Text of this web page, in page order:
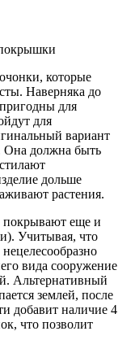
которые
Наверняка до
для
для
вариант
Она должна быть
дольше
растения.
покрывают еще и
Учитывая, что
вида сооружение
Альтернативный
землей, после
добавит наличие 4
что позволит